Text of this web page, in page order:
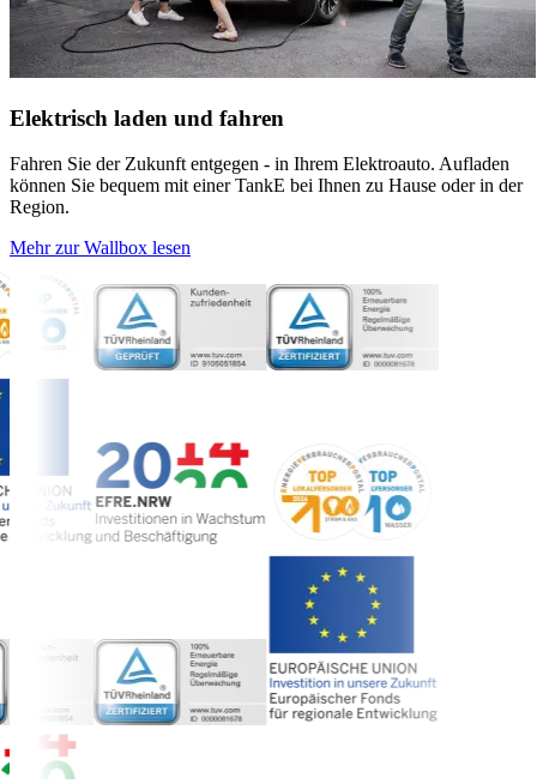
Elektrisch laden und fahren
Fahren Sie der Zukunft entgegen - in Ihrem Elektroauto. Aufladen
können Sie bequem mit einer TankE bei Ihnen zu Hause oder in der
Region.
Mehr zur Wallbox lesen